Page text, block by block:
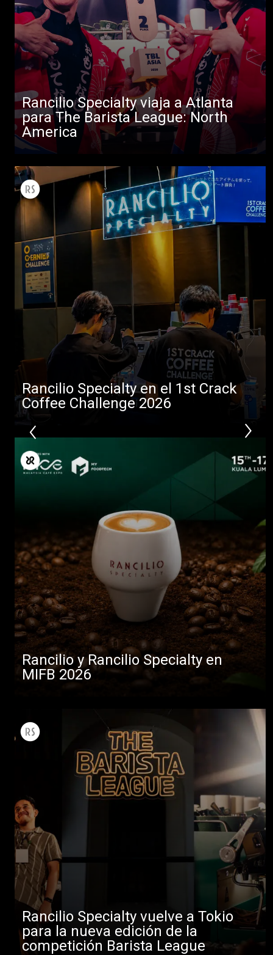
Rancilio Specialty viaja a Atlanta
para The Barista League: North
America
Rancilio Specialty en el 1st Crack
Coffee Challenge 2026
Rancilio y Rancilio Specialty en
MIFB 2026
Rancilio Specialty vuelve a Tokio
para la nueva edición de la
competición Barista League
Todos
Productos
Noticias
Descargar